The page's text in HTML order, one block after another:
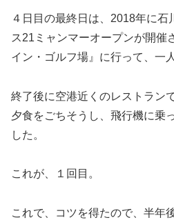
４日目の最終日は、2018年に石
ス21ミャンマーオープンが開催
イン・ゴルフ場』に行って、一
終了後に空港近くのレストラン
夕食をごちそうし、飛行機に乗
した。
これが、１回目。
これで、コツを得たので、半年